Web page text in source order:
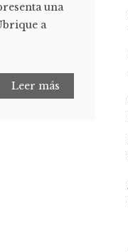
una
a
Leer más